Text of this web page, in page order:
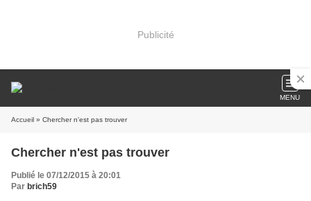
Publicité
MENU
Accueil » Chercher n'est pas trouver
Chercher n'est pas trouver
Publié le 07/12/2015 à 20:01
Par brich59